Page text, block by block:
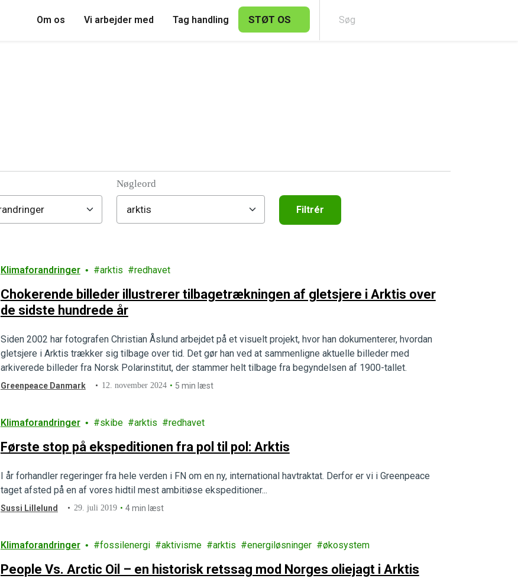
Om os Vi arbejder med Tag handling STØT OS
Nøgleord
Filtrér
Klimaforandringer arktis redhavet
Chokerende billeder illustrerer tilbagetrækningen af gletsjere i Arktis over
de sidste hundrede år
Siden 2002 har fotografen Christian Åslund arbejdet på et visuelt projekt, hvor han dokumenterer, hvordan
gletsjere i Arktis trækker sig tilbage over tid. Det gør han ved at sammenligne aktuelle billeder med
arkiverede billeder fra Norsk Polarinstitut, der stammer helt tilbage fra begyndelsen af 1900-tallet.
Greenpeace Danmark 12. november 2024 5 min læst
Klimaforandringer skibe arktis redhavet
Første stop på ekspeditionen fra pol til pol: Arktis
I år forhandler regeringer fra hele verden i FN om en ny, international havtraktat. Derfor er vi i Greenpeace
taget afsted på en af vores hidtil mest ambitiøse ekspeditioner...
Sussi Lillelund 29. juli 2019 4 min læst
Klimaforandringer fossilenergi aktivisme arktis energiløsninger økosystem
People Vs. Arctic Oil – en historisk retssag mod Norges oliejagt i Arktis